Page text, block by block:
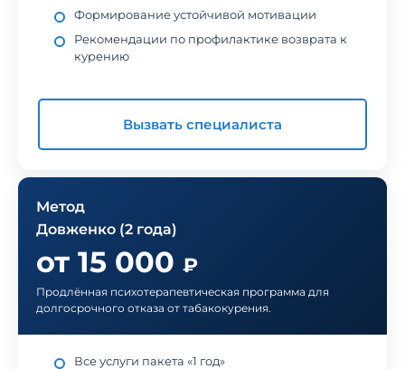
Формирование устойчивой мотивации
Рекомендации по профилактике возврата к
курению
Вызвать специалиста
Метод
Довженко (2 года)
от 15 000 ₽
Продлённая психотерапевтическая программа для
долгосрочного отказа от табакокурения.
Все услуги пакета «1 год»